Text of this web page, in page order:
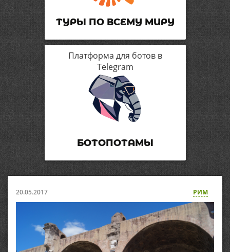
ТУРЫ ПО ВСЕМУ МИРУ
Платформа для ботов в
Telegram
БОТОПОТАМЫ
20.05.2017 РИМ